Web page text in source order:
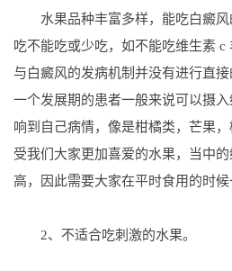
水果品种丰富多样，能吃白癜风
吃不能吃或少吃，如不能吃维生素
与白癜风的发病机制并没有进行直
一个发展期的患者一般来说可以摄
响到自己病情，像是柑橘类，芒果
受我们大家更加喜爱的水果，当中
高，因此需要大家在平时食用的时候
2、不适合吃刺激的水果。